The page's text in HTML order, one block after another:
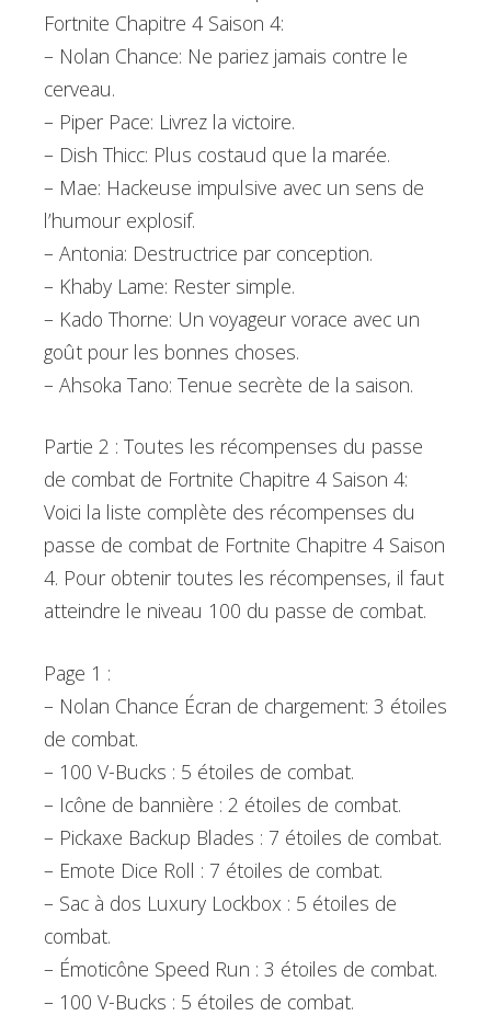
Fortnite Chapitre 4 Saison 4:
– Nolan Chance: Ne pariez jamais contre le
cerveau.
– Piper Pace: Livrez la victoire.
– Dish Thicc: Plus costaud que la marée.
– Mae: Hackeuse impulsive avec un sens de
l’humour explosif.
– Antonia: Destructrice par conception.
– Khaby Lame: Rester simple.
– Kado Thorne: Un voyageur vorace avec un
goût pour les bonnes choses.
– Ahsoka Tano: Tenue secrète de la saison.
Partie 2 : Toutes les récompenses du passe
de combat de Fortnite Chapitre 4 Saison 4:
Voici la liste complète des récompenses du
passe de combat de Fortnite Chapitre 4 Saison
4. Pour obtenir toutes les récompenses, il faut
atteindre le niveau 100 du passe de combat.
Page 1 :
– Nolan Chance Écran de chargement: 3 étoiles
de combat.
– 100 V-Bucks : 5 étoiles de combat.
– Icône de bannière : 2 étoiles de combat.
– Pickaxe Backup Blades : 7 étoiles de combat.
– Emote Dice Roll : 7 étoiles de combat.
– Sac à dos Luxury Lockbox : 5 étoiles de
combat.
– Émoticône Speed Run : 3 étoiles de combat.
– 100 V-Bucks : 5 étoiles de combat.